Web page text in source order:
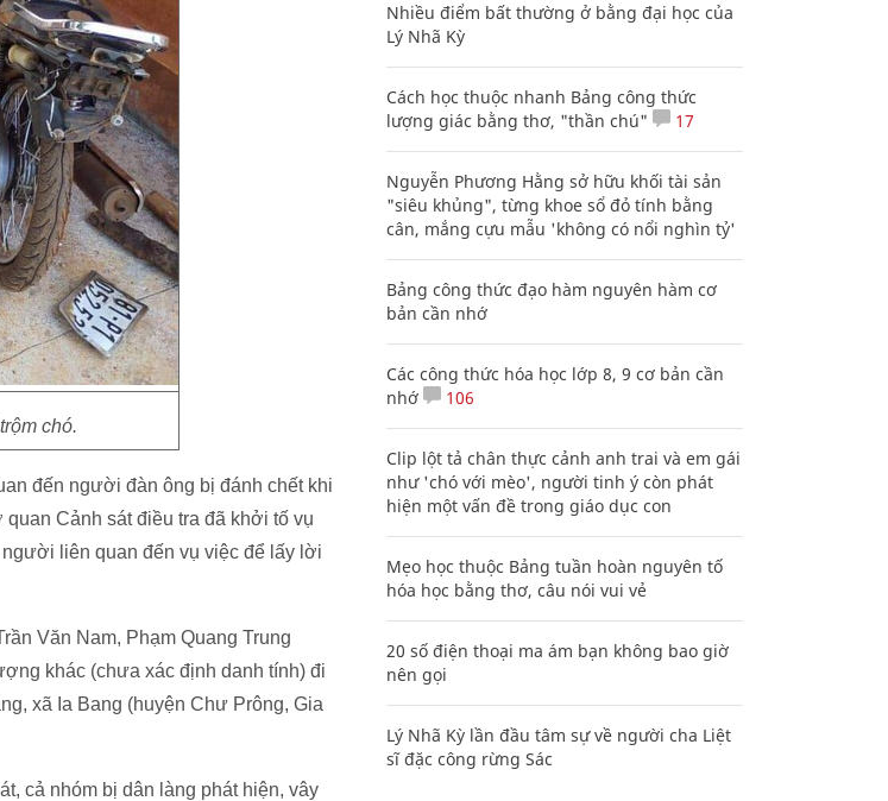
chó.
đến người đàn ông bị đánh chết khi
Cảnh sát điều tra đã khởi tố vụ
liên quan đến vụ việc để lấy lời
Văn Nam, Phạm Quang Trung
khác (chưa xác định danh tính) đi
xã Ia Bang (huyện Chư Prông, Gia
cả nhóm bị dân làng phát hiện, vây
Nhiều điểm bất thường ở bằng đại học của
Lý Nhã Kỳ
Cách học thuộc nhanh Bảng công thức
lượng giác bằng thơ, "thần chú"
17
Nguyễn Phương Hằng sở hữu khối tài sản
"siêu khủng", từng khoe sổ đỏ tính bằng
cân, mắng cựu mẫu 'không có nổi nghìn tỷ'
Bảng công thức đạo hàm nguyên hàm cơ
bản cần nhớ
Các công thức hóa học lớp 8, 9 cơ bản cần
nhớ
106
Clip lột tả chân thực cảnh anh trai và em gái
như 'chó với mèo', người tinh ý còn phát
hiện một vấn đề trong giáo dục con
Mẹo học thuộc Bảng tuần hoàn nguyên tố
hóa học bằng thơ, câu nói vui vẻ
20 số điện thoại ma ám bạn không bao giờ
nên gọi
Lý Nhã Kỳ lần đầu tâm sự về người cha Liệt
sĩ đặc công rừng Sác